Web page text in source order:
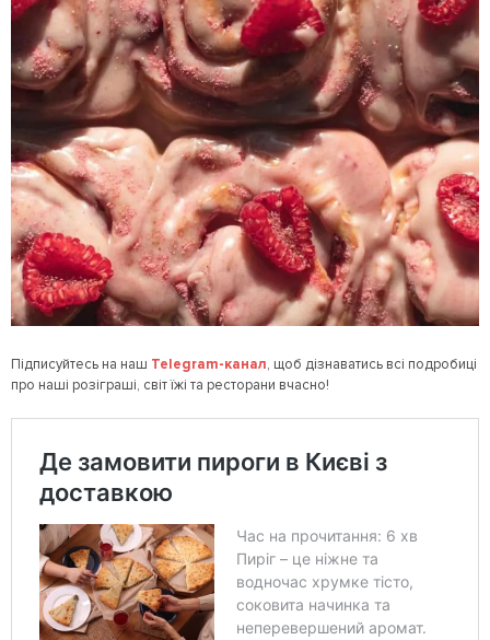
Підписуйтесь на наш Telegram-канал, щоб дізнаватись всі подробиці
про наші розіграші, світ їжі та ресторани вчасно!